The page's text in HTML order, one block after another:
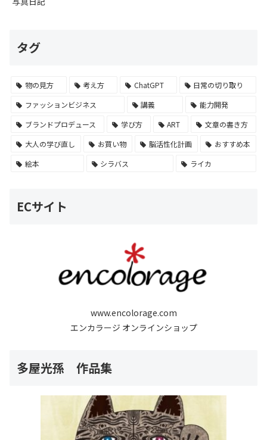
タグ
物の見方 考え方 ChatGPT
日常の切り取り
ファッションビジネス
講義
能力開発
ブランドプロデュース
学び方 ART
文章の書き方
大人の学び直し
お買い物 脳活性化計画
おすすめ本
絵本
シラバス ライカ
ECサイト
www.encolorage.com
エンカラージ オンラインショップ
多屋光孫 作品集